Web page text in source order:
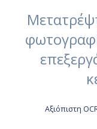
Αξιόπιστη